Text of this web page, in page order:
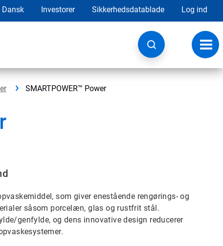
Dansk Investorer Sikkerhedsdatablade Log ind
Skift
SMARTPOWER™ Power
som giver enestående rengørings- og
såsom porcelæn, glas og rustfrit stål.
genfylde, og dens innovative design reducerer